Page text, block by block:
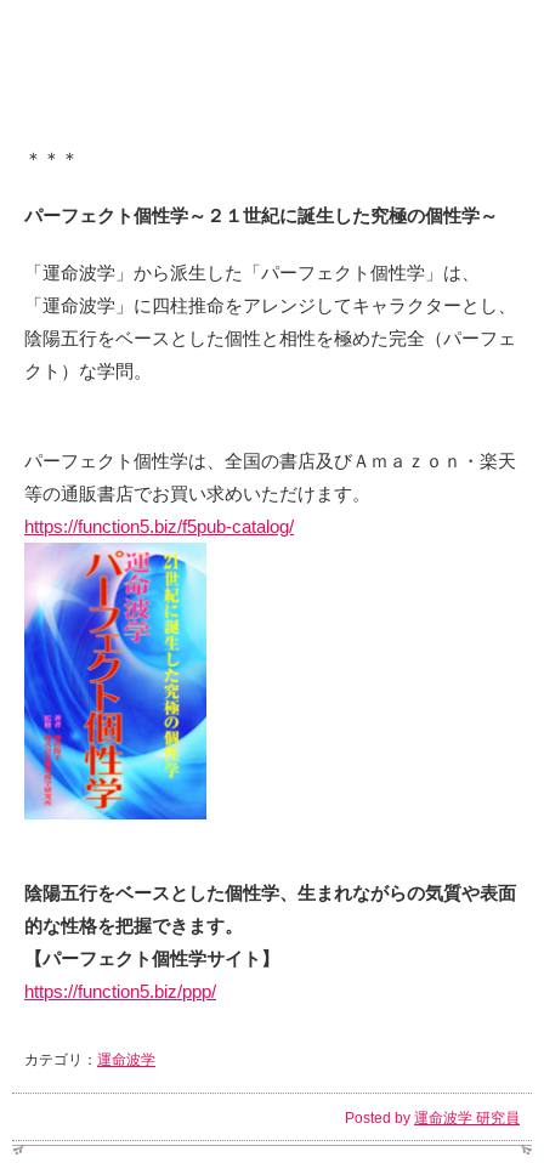
＊＊＊
パーフェクト個性学～２１世紀に誕生した究極の個性学～
「運命波学」から派生した「パーフェクト個性学」は、
「運命波学」に四柱推命をアレンジしてキャラクターとし、
陰陽五行をベースとした個性と相性を極めた完全（パーフェ
クト）な学問。
パーフェクト個性学は、全国の書店及びＡｍａｚｏｎ・楽天
等の通販書店でお買い求めいただけます。
https://function5.biz/f5pub-catalog/
陰陽五行をベースとした個性学、生まれながらの気質や表面
的な性格を把握できます。
【パーフェクト個性学サイト】
https://function5.biz/ppp/
カテゴリ： 運命波学
Posted by 運命波学 研究員